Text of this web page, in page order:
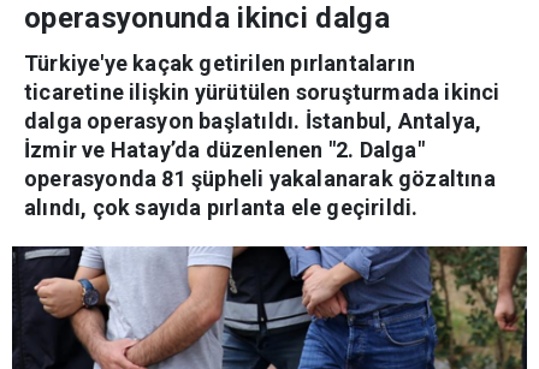
operasyonunda ikinci dalga
Türkiye'ye kaçak getirilen pırlantaların ticaretine
ilişkin yürütülen soruşturmada ikinci dalga
operasyon başlatıldı. İstanbul, Antalya, İzmir ve
Hatay’da düzenlenen "2. Dalga" operasyonda 81
şüpheli yakalanarak gözaltına alındı, çok sayıda
pırlanta ele geçirildi.